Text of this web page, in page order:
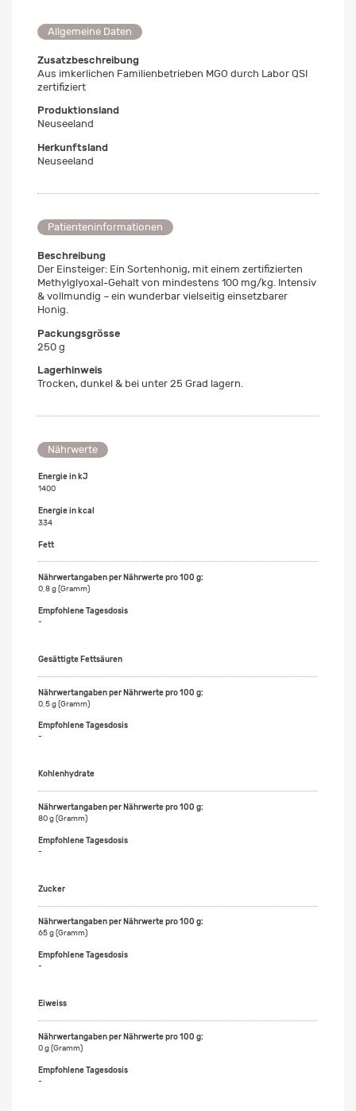
Allgemeine Daten
Zusatzbeschreibung
Aus imkerlichen Familienbetrieben MGO durch Labor QSI
zertifiziert
Produktionsland
Neuseeland
Herkunftsland
Neuseeland
Patienteninformationen
Beschreibung
Der Einsteiger: Ein Sortenhonig, mit einem zertifizierten
Methylglyoxal-Gehalt von mindestens 100 mg/kg. Intensiv
& vollmundig – ein wunderbar vielseitig einsetzbarer
Honig.
Packungsgrösse
250 g
Lagerhinweis
Trocken, dunkel & bei unter 25 Grad lagern.
Nährwerte
Energie in kJ
1400
Energie in kcal
334
Fett
0,8 g (Gramm)
-
Gesättigte Fettsäuren
0,5 g (Gramm)
-
Kohlenhydrate
80 g (Gramm)
-
Zucker
65 g (Gramm)
-
Eiweiss
0 g (Gramm)
-